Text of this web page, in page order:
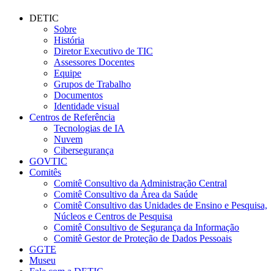
DETIC
Sobre
História
Diretor Executivo de TIC
Assessores Docentes
Equipe
Grupos de Trabalho
Documentos
Identidade visual
Centros de Referência
Tecnologias de IA
Nuvem
Cibersegurança
GOVTIC
Comitês
Comitê Consultivo da Administração Central
Comitê Consultivo da Área da Saúde
Comitê Consultivo das Unidades de Ensino e Pesquisa,
Núcleos e Centros de Pesquisa
Comitê Consultivo de Segurança da Informação
Comitê Gestor de Proteção de Dados Pessoais
GGTE
Museu